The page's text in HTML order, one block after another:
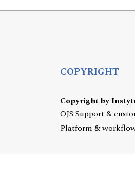
COPYRIGHT
Copyright by
OJS Support &
Platform &